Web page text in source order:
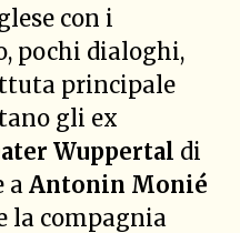
con i
pochi dialoghi,
principale
gli ex
Wuppertal di
a Antonin Monié
la compagnia